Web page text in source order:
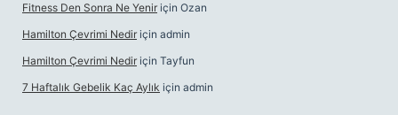
Fitness Den Sonra Ne Yenir için Ozan
Hamilton Çevrimi Nedir için admin
Hamilton Çevrimi Nedir için Tayfun
7 Haftalık Gebelik Kaç Aylık için admin